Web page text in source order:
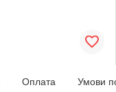
Оплата Умови